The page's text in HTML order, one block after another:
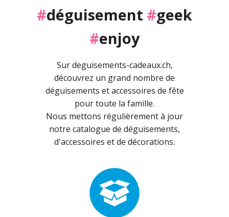
#déguisement #geek
#enjoy
Sur deguisements-cadeaux.ch,
découvrez un grand nombre de
déguisements et accessoires de fête
pour toute la famille.
Nous mettons régulièrement à jour
notre catalogue de déguisements,
d'accessoires et de décorations.